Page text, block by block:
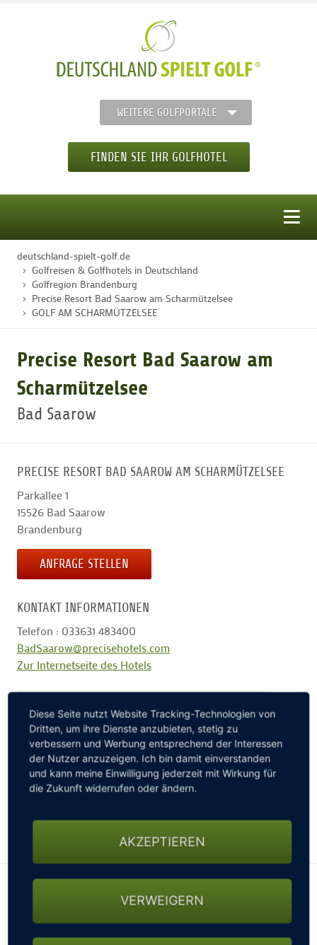
WEITERE GOLFPORTALE
FINDEN SIE IHR GOLFHOTEL
STARTSEITE
GOLFHOTELS
GOLFARRANGEMENTS
MALLORCA GOLFWOCHE
GOLF NEWS
deutschland-spielt-golf.de
Golfreisen & Golfhotels in Deutschland
Golfregion Brandenburg
Precise Resort Bad Saarow am Scharmützelsee
GOLF AM SCHARMÜTZELSEE
Precise Resort Bad Saarow am
Scharmützelsee
Bad Saarow
PRECISE RESORT BAD SAAROW AM SCHARMÜTZELSEE
Parkallee 1
15526 Bad Saarow
Brandenburg
ANFRAGE STELLEN
KONTAKT INFORMATIONEN
Telefon : 033631 483400
BadSaarow@precisehotels.com
Zur Internetseite des Hotels
Golfarrangement GOLF AM
SCHARMÜTZELSEE
Diese Seite nutzt Website Tracking-Technologien von
Dritten, um ihre Dienste anzubieten, stetig zu
verbessern und Werbung entsprechend der Interessen
der Nutzer anzuzeigen. Ich bin damit einverstanden
und kann meine Einwilligung jederzeit mit Wirkung für
die Zukunft widerrufen oder ändern.
AKZEPTIEREN
VERWEIGERN